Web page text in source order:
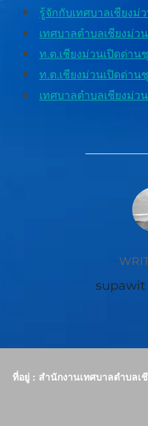
รู้จักกับเทศบาลเชียงม่
เทศบาลตำบลเชียงม่
ท.ต.เชียงม่วนเปิดด่า
ท.ต.เชียงม่วนเปิดด่า
เทศบาลตําบลเชียงม่ว
supawit
ที่อยู่ : สำนักงานเทศบาลตำบลเ